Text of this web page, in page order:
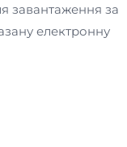
завантаження за
електронну